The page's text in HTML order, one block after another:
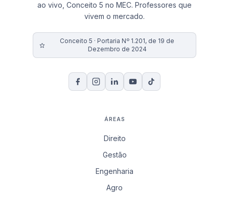
ao vivo, Conceito 5 no MEC. Professores que
vivem o mercado.
Conceito 5 · Portaria Nº 1.201, de 19 de
Dezembro de 2024
ÁREAS
Direito
Gestão
Engenharia
Agro